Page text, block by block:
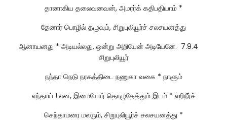
தானாகிய தலைவனவன், அமரர்க் கதிபதியாம் *
தேனார் பொழில் தழுவும், சிறுபுலியூர்ச் சலசயனத்து
ஆனாயனது * அடியல்லது, ஒன்று அறியேன் அடியேனே. 7.9.4
சிறுபுலியூர்
நந்தா நெடு நரகத்திடை நணுகா வகை * நாளும்
எந்தாய் ! என, இமையோர் தொழுதேத்தும் இடம் * எறிநீர்ச்
செந்தாமரை மலரும், சிறுபுலியூர்ச் சலசயனத்து *